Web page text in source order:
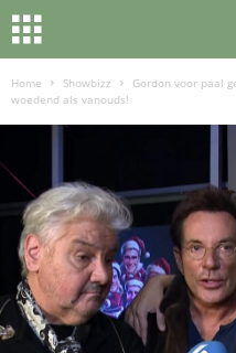
Home Showbizz
Gordon voor paal
woedend als vanouds!